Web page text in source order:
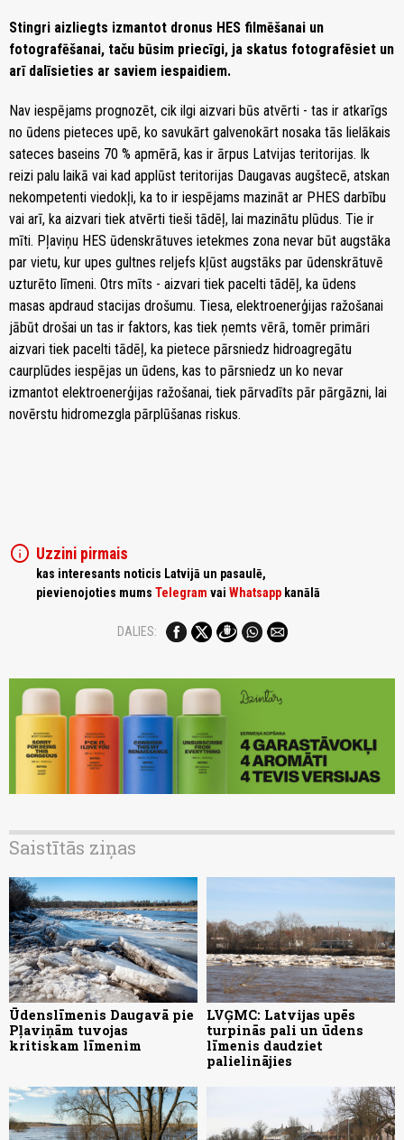
Stingri aizliegts izmantot dronus HES filmēšanai un
fotografēšanai, taču būsim priecīgi, ja skatus fotografēsiet un
arī dalīsieties ar saviem iespaidiem.
Nav iespējams prognozēt, cik ilgi aizvari būs atvērti - tas ir atkarīgs
no ūdens pieteces upē, ko savukārt galvenokārt nosaka tās lielākais
sateces baseins 70 % apmērā, kas ir ārpus Latvijas teritorijas. Ik
reizi palu laikā vai kad applūst teritorijas Daugavas augštecē, atskan
nekompetenti viedokļi, ka to ir iespējams mazināt ar PHES darbību
vai arī, ka aizvari tiek atvērti tieši tādēļ, lai mazinātu plūdus. Tie ir
mīti. Pļaviņu HES ūdenskrātuves ietekmes zona nevar būt augstāka
par vietu, kur upes gultnes reljefs kļūst augstāks par ūdenskrātuvē
uzturēto līmeni. Otrs mīts - aizvari tiek pacelti tādēļ, ka ūdens
masas apdraud stacijas drošumu. Tiesa, elektroenerģijas ražošanai
jābūt drošai un tas ir faktors, kas tiek ņemts vērā, tomēr primāri
aizvari tiek pacelti tādēļ, ka pietece pārsniedz hidroagregātu
caurplūdes iespējas un ūdens, kas to pārsniedz un ko nevar
izmantot elektroenerģijas ražošanai, tiek pārvadīts pār pārgāzni, lai
novērstu hidromezgla pārplūšanas riskus.
info Uzzini pirmais
kas interesants noticis Latvijā un pasaulē,
pievienojoties mums Telegram vai Whatsapp kanālā
DALIES:
Saistītās ziņas
Ūdenslīmenis Daugavā pie
Pļaviņām tuvojas
kritiskam līmenim
LVĢMC: Latvijas upēs
turpinās pali un ūdens
līmenis daudziet
palielinājies